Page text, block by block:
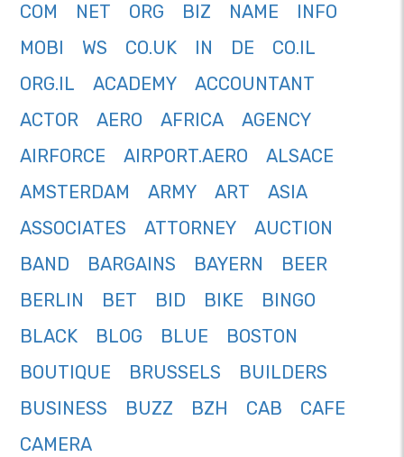
COM NET ORG BIZ NAME
INFO
MOBI
WS CO.UK IN DE
CO.IL
ORG.IL
ACADEMY
ACCOUNTANT
ACTOR
AERO AFRICA
AGENCY
AIRFORCE
AIRPORT.AERO
ALSACE
AMSTERDAM
ARMY ART
ASIA
ASSOCIATES
ATTORNEY
AUCTION
BAND
BARGAINS BAYERN
BEER
BERLIN
BET BID BIKE
BINGO
BLACK
BLOG BLUE
BOSTON
BOUTIQUE
BRUSSELS
BUILDERS
BUSINESS
BUZZ BZH CAB
CAFE
CAMERA